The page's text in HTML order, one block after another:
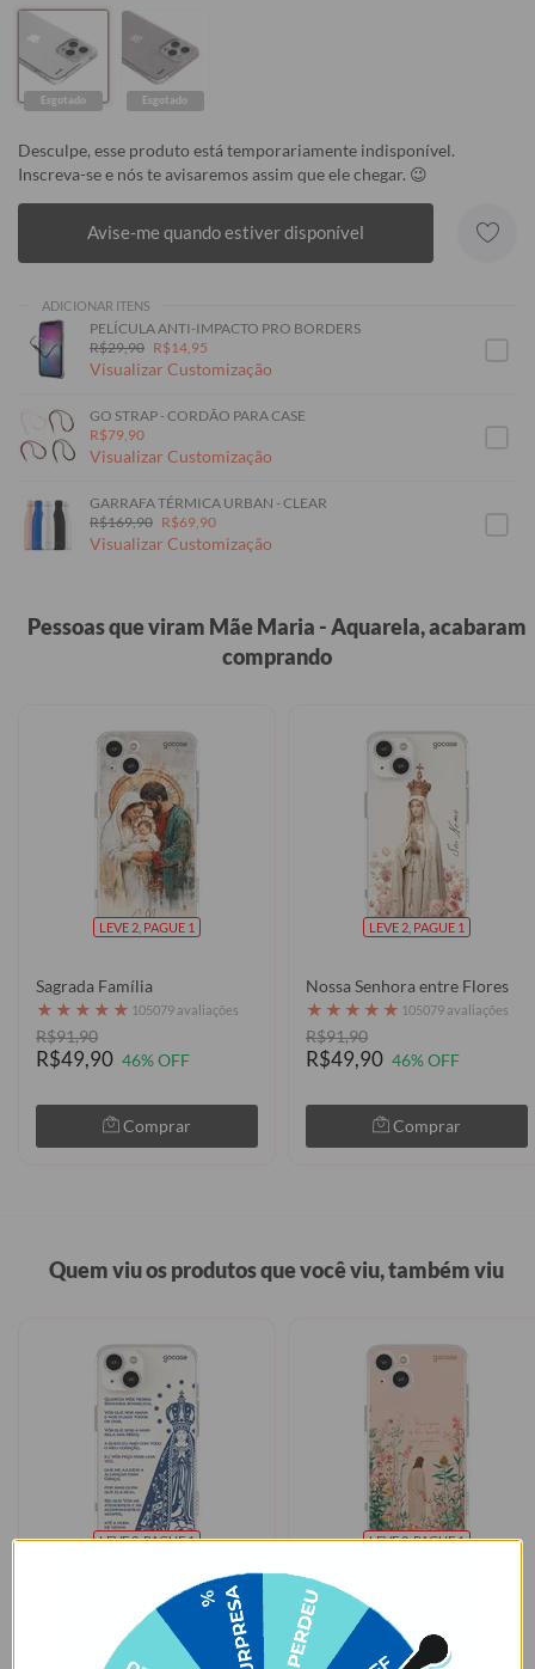
Esgotado Esgotado
Desculpe, esse produto está temporariamente indisponível.
Inscreva-se e nós te avisaremos assim que ele chegar. 😉
Avise-me quando estiver disponível
ADICIONAR ITENS
PELÍCULA ANTI-IMPACTO PRO BORDERS
R$29,90 R$14,95
Visualizar Customização
GO STRAP - CORDÃO PARA CASE
R$79,90
Visualizar Customização
GARRAFA TÉRMICA URBAN - CLEAR
R$169,90 R$69,90
Visualizar Customização
Pessoas que viram Mãe Maria - Aquarela, acabaram
comprando
LEVE 2, PAGUE 1
Sagrada Família
★ ★ ★ ★ ★ 105079 avaliações
R$91,90
R$49,90 46% OFF
Comprar
LEVE 2, PAGUE 1
Nossa Senhora entre Flores
★ ★ ★ ★ ★ 105079 avaliações
R$91,90
R$49,90 46% OFF
Comprar
Quem viu os produtos que você viu, também viu
LEVE 2, PAGUE 1
Oração Nossa Senhora Aparecida
105079 avaliações
LEVE 2, PAGUE 1
Jesus, Teu Deserto um Jardim
★
★★★
R$89,90